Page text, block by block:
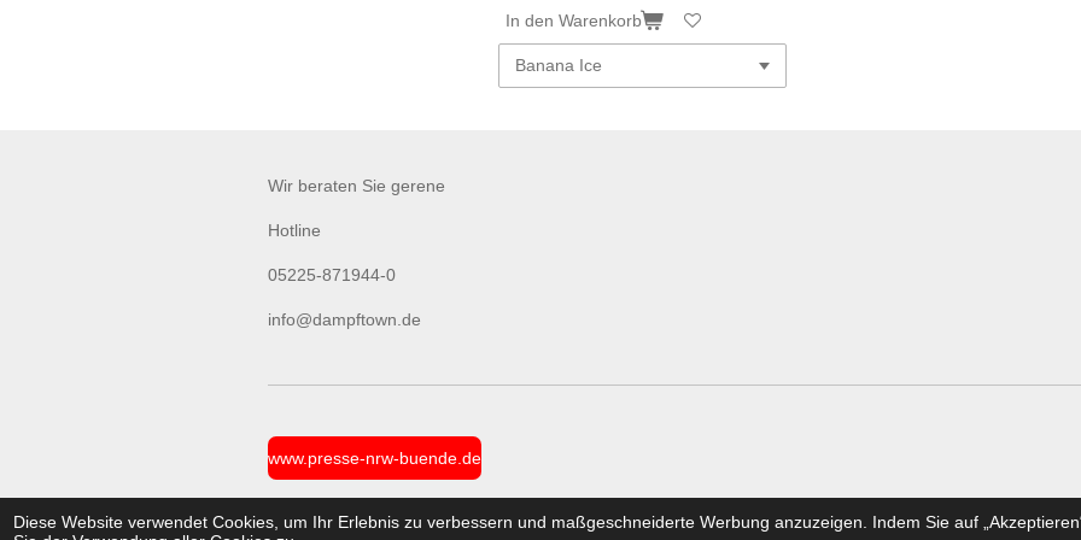
Diese Website verwendet Cookies, um Ihr Erlebnis zu verbessern und maßgeschneiderte Werbung anzuzeigen. Indem Sie auf
In den Warenkorb
Wir beraten Sie gerene
Hotline
05225-871944-0
info@dampftown.de
www.presse-nrw-buende.de